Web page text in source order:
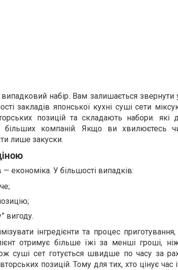
набір. Вам залишається звернути
закладів японської кухні суші сети
позицій та складають набори. які
більших компаній. Якщо ви хвилюєтесь
лише закуски.
економіка. У більшості випадків:
вигоду.
інгредієнти та процес
отримує більше їжі за менші гроші,
суші сет готується швидше по часу за
позицій. Тому для тих, хто цінує час